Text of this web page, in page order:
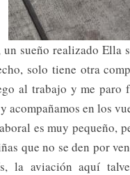
sueño realizado Ella
solo tiene otra
al trabajo y me paro
acompañamos en los
es muy pequeño,
que no se den por
la aviación aquí